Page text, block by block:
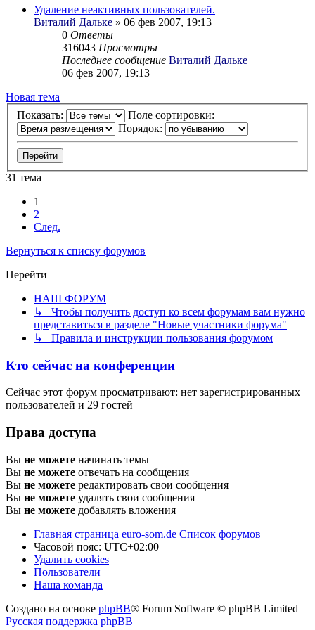
Удаление неактивных пользователей.
Виталий Дальке » 06 фев 2007, 19:13
0 Ответы
316043 Просмотры
Последнее сообщение Виталий Дальке
06 фев 2007, 19:13
Новая тема
Показать:
Поле сортировки:
Порядок:
31 тема
1
2
След.
Вернуться к списку форумов
Перейти
НАШ ФОРУМ
↳ Чтобы получить доступ ко всем форумам вам нужно
представиться в разделе "Новые участники форума"
↳ Правила и инструкции пользования форумом
Кто сейчас на конференции
Сейчас этот форум просматривают: нет зарегистрированных
пользователей и 29 гостей
Права доступа
Вы не можете начинать темы
Вы не можете отвечать на сообщения
Вы не можете редактировать свои сообщения
Вы не можете удалять свои сообщения
Вы не можете добавлять вложения
Главная страница euro-som.de Список форумов
Часовой пояс: UTC+02:00
Удалить cookies
Пользователи
Наша команда
Создано на основе phpBB® Forum Software © phpBB Limited
Русская поддержка phpBB